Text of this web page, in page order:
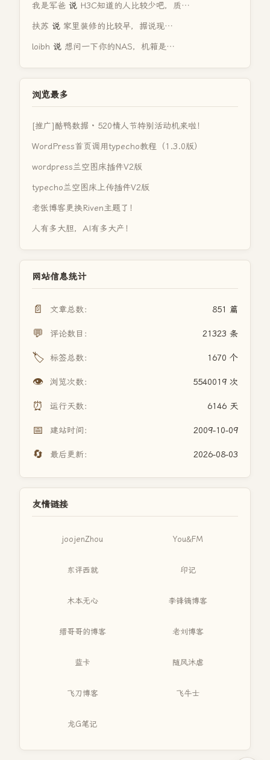
我是军爸 说 H3C知道的人比较少吧，质…
扶苏 说 家里装修的比较早，据说现…
loibh 说 想问一下你的NAS，机箱是…
浏览最多
[推广]酷鸭数据 · 520情人节特别活动机来啦！
WordPress首页调用typecho教程（1.3.0版）
wordpress兰空图床插件V2版
typecho兰空图床上传插件V2版
老张博客更换Riven主题了！
人有多大胆，AI有多大产！
网站信息统计
📄 文章总数： 851 篇
💬 评论数目： 21323 条
🏷️ 标签总数： 1670 个
👁️ 浏览次数： 5540019 次
⏰ 运行天数： 6146 天
📅 建站时间： 2009-10-09
🔄 最后更新： 2026-08-03
友情链接
joojenZhou You&FM
东评西就 印记
木本无心 李锋镝博客
缙哥哥的博客 老刘博客
蓝卡 随风沐虐
飞刀博客 飞牛士
龙G笔记